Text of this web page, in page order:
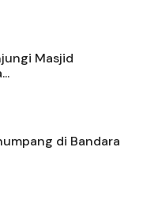
Masjid
di Bandara